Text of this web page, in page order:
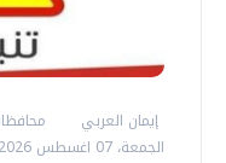
إيمان العربي
الجمعة، 07 اغسطس 2026 10:44 ص